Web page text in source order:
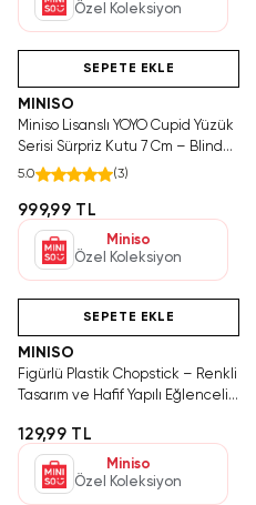
Özel Koleksiyon
SEPETE EKLE
MINISO
Miniso Lisanslı YOYO Cupid Yüzük
Serisi Sürpriz Kutu 7 Cm – Blind
Box
5.0 (3)
999,99 TL
Miniso
Özel Koleksiyon
SEPETE EKLE
MINISO
Figürlü Plastik Chopstick – Renkli
Tasarım ve Hafif Yapılı Eğlenceli
129,99 TL
Miniso
Özel Koleksiyon